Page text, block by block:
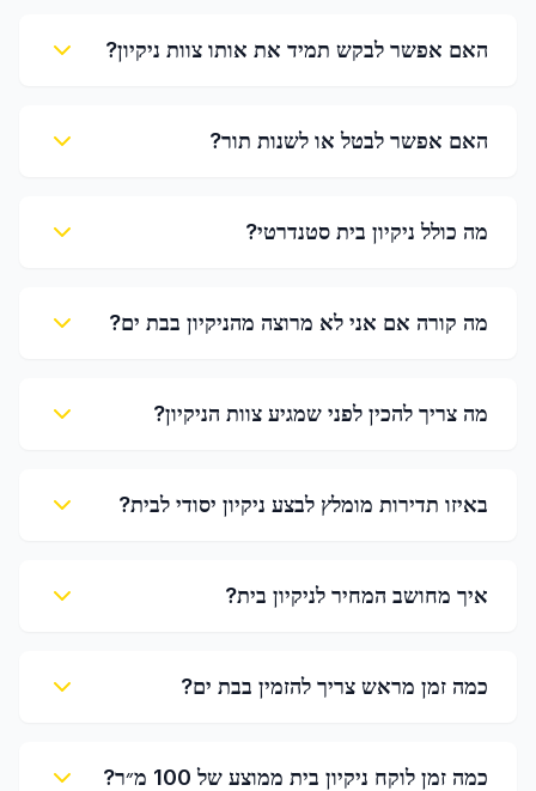
האם אפשר לבקש תמיד את אותו צוות ניקיון?
האם אפשר לבטל או לשנות תור?
מה כולל ניקיון בית סטנדרטי?
מה קורה אם אני לא מרוצה מהניקיון בבת ים?
מה צריך להכין לפני שמגיע צוות הניקיון?
באיזו תדירות מומלץ לבצע ניקיון יסודי לבית?
איך מחושב המחיר לניקיון בית?
כמה זמן מראש צריך להזמין בבת ים?
כמה זמן לוקח ניקיון בית ממוצע של 100 מ״ר?